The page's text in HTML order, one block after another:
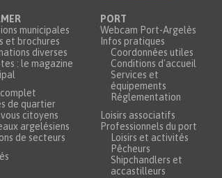
municipales
et brochures
diverses
: le magazine
de quartier
citoyens
argelésiens
de secteurs
PORT
Webcam Port-Argelès
Infos pratiques
Coordonnées utiles
Conditions d'accueil
Services et
équipements
Réglementation
Loisirs associatifs
Professionnels du port
Loisirs et activités
Pêcheurs
Shipchandlers et
accastilleurs